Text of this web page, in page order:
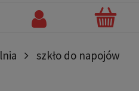
szkło do napojów